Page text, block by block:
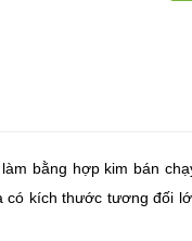
bằng hợp kim bán
có kích thước tương đối